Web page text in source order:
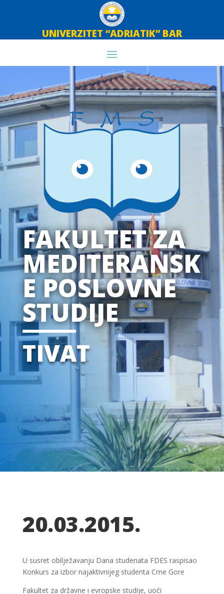
UNIVERZITET “ADRIATIK” BAR
FAKULTET ZA
MEDITERANSK
E POSLOVNE
STUDIJE
TIVAT
20.03.2015.
U susret obilježavanju Dana studenata FDES raspisao
Konkurs za izbor najaktivnijeg studenta Crne Gore
Fakultet za državne i evropske studije, uoči